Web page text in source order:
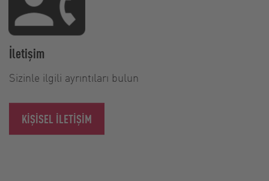
İletişim
Sizinle ilgili ayrıntıları bulun
KIŞISEL ILETIŞIM